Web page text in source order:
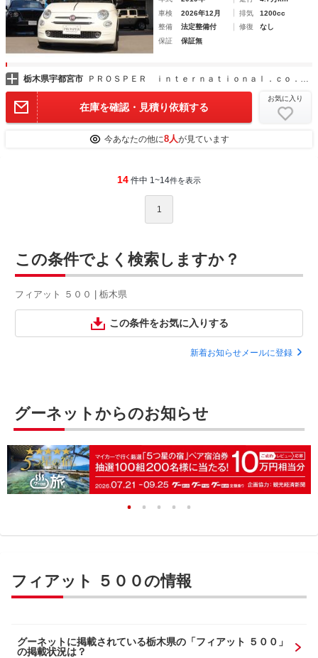
車検
2026年12月 排気
1200cc
整備
法定整備付 修復
なし
保証
保証無
栃木県宇都宮市
在庫を確認・見積り依頼する
お気に入り
今あなたの他に8人が見ています
14 件中 1~14件を表示
1
この条件でよく検索しますか？
フィアット ５００ | 栃木県
この条件をお気に入りする
新着お知らせメールに登録
グーネットからのお知らせ
フィアット ５００の情報
グーネットに掲載されている栃木県の「フィアット ５００」
の掲載状況は？